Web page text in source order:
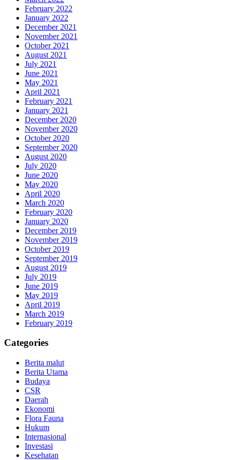
February 2022
January 2022
December 2021
November 2021
October 2021
August 2021
July 2021
June 2021
May 2021
April 2021
February 2021
January 2021
December 2020
November 2020
October 2020
September 2020
August 2020
July 2020
June 2020
May 2020
April 2020
March 2020
February 2020
January 2020
December 2019
November 2019
October 2019
September 2019
August 2019
July 2019
June 2019
May 2019
April 2019
March 2019
February 2019
Categories
Berita malut
Berita Utama
Budaya
CSR
Daerah
Ekonomi
Flora Fauna
Hukum
Internasional
Investasi
Kesehatan